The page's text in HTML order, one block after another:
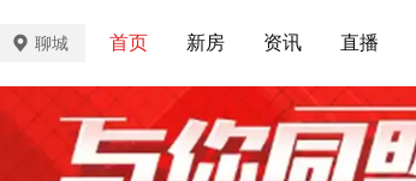
聊城 首页 新房 资讯 直播